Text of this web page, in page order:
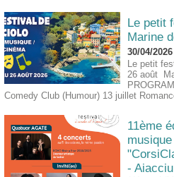
Le petit
Marine
30/04/2026
Le petit
26 août
Comedy Club (Humour) 13 juillet
11ème
- Aiacciu